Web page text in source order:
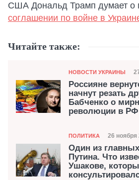
США Дональд Трамп думает о
соглашении по войне в
Читайте также:
Категория
НОВОСТИ УКРАИНЫ
Россияне
начнут резать
Бабченко о
революции в РФ
Категория
ПОЛИТИКА Дата
26 ноября
Один из
Путина. Что
Ушакове,